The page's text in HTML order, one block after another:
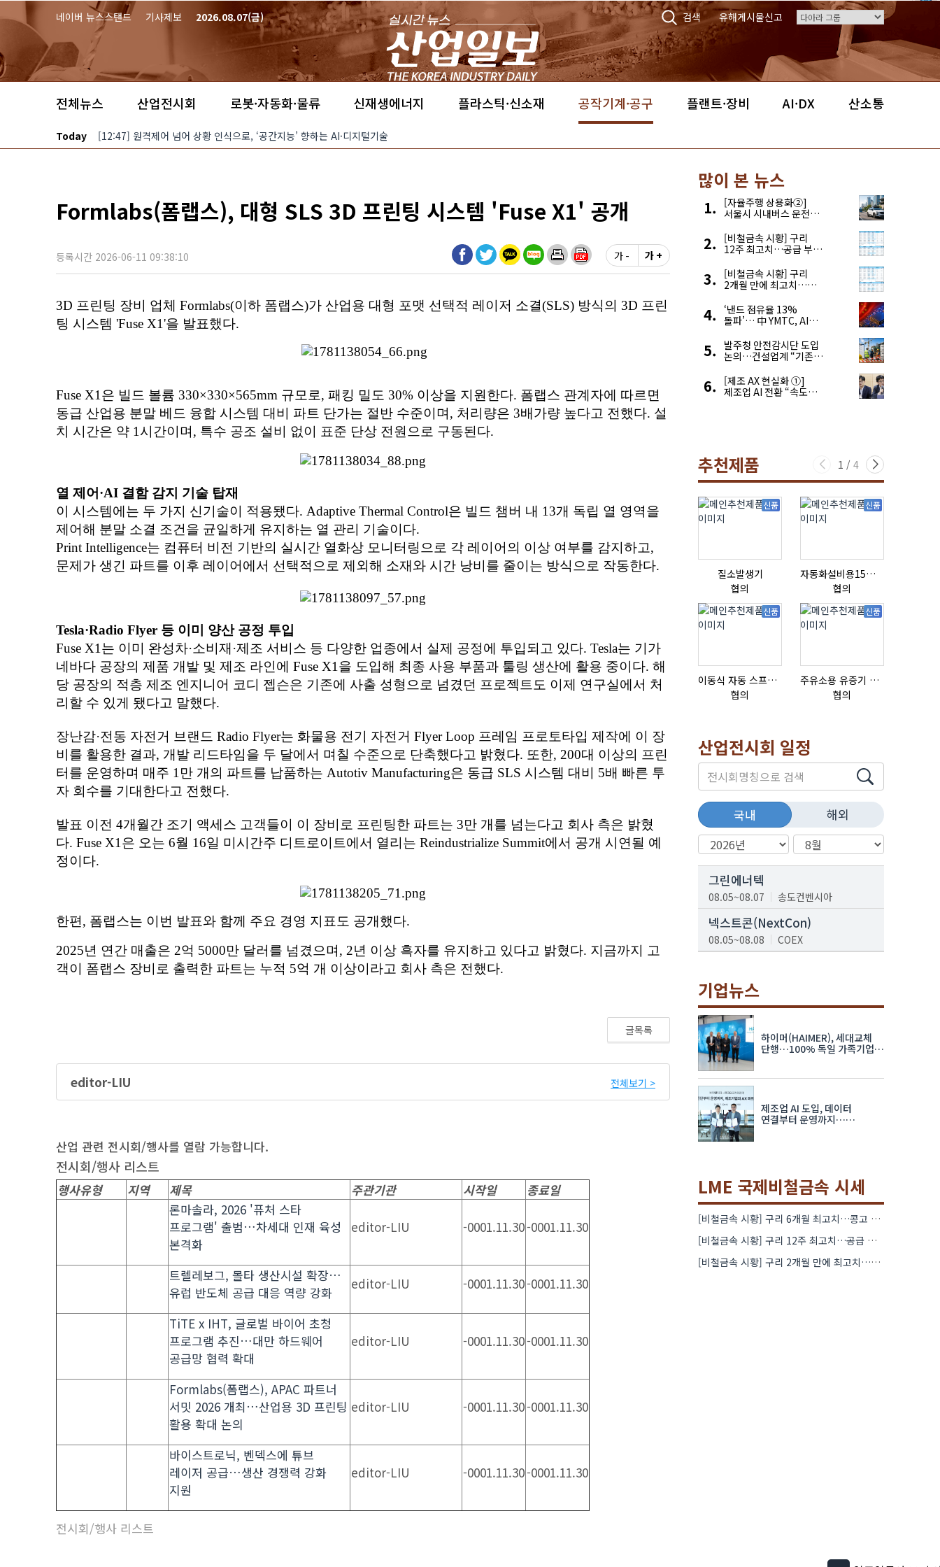
네이버 뉴스스탠드 기사제보 2026.08.07(금) 검색 유해게시물신고
전체뉴스 산업전시회 로봇·자동화·물류 신재생에너지 플라스틱·신소재 공작기계·공구 플랜트·장비 AI·DX 산소통
Today [12:47] 원격제어 넘어 상황 인식으로, ‘공간지능’ 향하는 AI·디지털기술
Formlabs(폼랩스), 대형 SLS 3D 프린팅 시스템 'Fuse X1' 공개
등록시간 2026-06-11 09:38:10 가 - 가 +
글목록
editor-LIU 전체보기 >
산업 관련 전시회/행사를 열람 가능합니다.
전시회/행사 리스트
전시회/행사 리스트
행사유형 지역 제목 주관기관 시작일
종료일
론마솔라, 2026 '퓨처 스타
프로그램' 출범…차세대 인재 육성
본격화
editor-LIU -0001.11.30-0001.11.30
트렐레보그, 몰타 생산시설 확장…
유럽 반도체 공급 대응 역량 강화
editor-LIU -0001.11.30-0001.11.30
TiTE x IHT, 글로벌 바이어 초청
프로그램 추진…대만 하드웨어
공급망 협력 확대
editor-LIU -0001.11.30-0001.11.30
Formlabs(폼랩스), APAC 파트너
서밋 2026 개최…산업용 3D 프린팅
활용 확대 논의
editor-LIU -0001.11.30-0001.11.30
바이스트로닉, 벤덱스에 튜브
레이저 공급…생산 경쟁력 강화
지원
editor-LIU -0001.11.30-0001.11.30
많이 본 뉴스
[자율주행 상용화②]
서울시 시내버스 운전자
해결한다
[비철금속 시황] 구리
12주 최고치…공급 부족
[비철금속 시황] 구리
2개월 만에 최고치…
우려 확대
‘낸드 점유율 13%
돌파’… 中 YMTC, AI
4위 맹추격
발주청 안전감시단 도입
논의…건설업계 “기존
[제조 AX 현실화 ①]
제조업 AI 전환 “속도와
추천제품 1 / 4
신품
질소발생기
협의
신품
자동화설비용15ml자동주입기
협의
신품
이동식 자동 스프레이 세척기
협의
신품
주유소용 유증기 회수장치, 유증기 회수장치, 방폭형, 방폭형 유증기 회수장치
협의
산업전시회 일정
국내 해외
그린에너텍
08.05~08.07 송도컨벤시아
넥스트콘(NextCon)
08.05~08.08 COEX
08.19~08.21
K-PRINT
08.19~08.22
자율주행모빌리티산업전
08.25~08.27
차세대 반도체 패키징 산업전
08.26~08.28 수원컨벤션센터
기업뉴스
하이머(HAIMER), 세대교체
단행…100% 독일 가족기업
제조업 AI 도입, 데이터
연결부터 운영까지…
LME 국제비철금속 시세
[비철금속 시황] 구리 6개월 최고치…콩고 수출 규제에 공급 우려 확대
[비철금속 시황] 구리 12주 최고치…공급 부족 우려에 강세
[비철금속 시황] 구리 2개월 만에 최고치…재고 감소에 공급 부족 우려 확대